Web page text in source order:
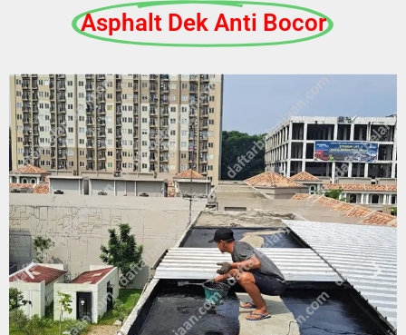
Asphalt Dek Anti Bocor​